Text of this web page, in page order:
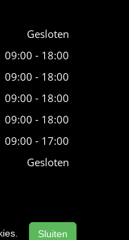
Gesloten
09:00 - 18:00
09:00 - 18:00
09:00 - 18:00
09:00 - 18:00
09:00 - 17:00
Gesloten
Sluiten